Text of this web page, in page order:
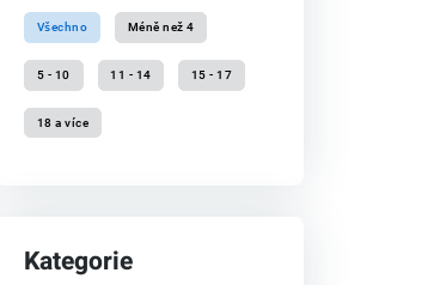
Všechno Méně než 4
5 - 10 11 - 14 15 - 17
18 a více
Kategorie